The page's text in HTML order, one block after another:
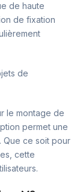
de haute
de fixation
de
le montage de
permet une
Que ce soit pour
cette